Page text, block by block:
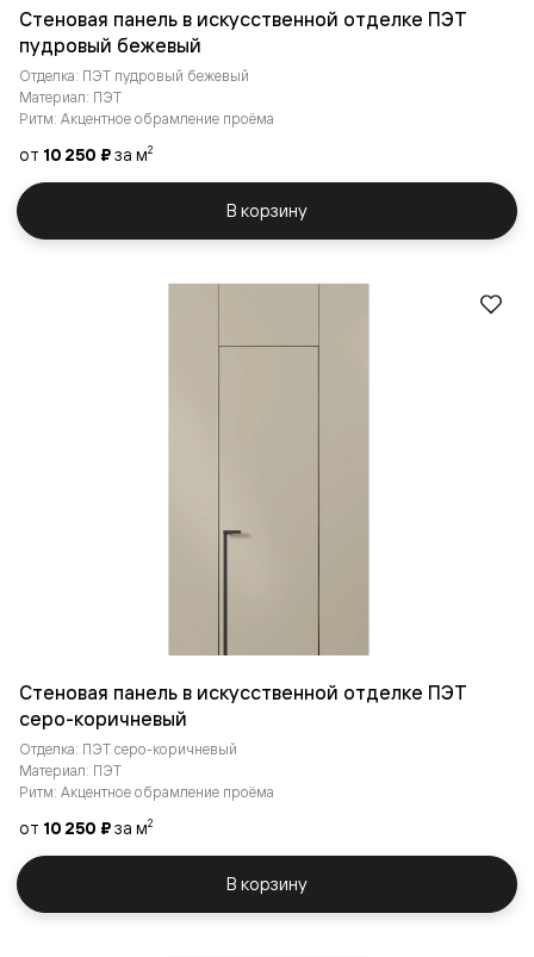
Стеновая панель в искусственной отделке ПЭТ
пудровый бежевый
Отделка: ПЭТ пудровый бежевый
Материал: ПЭТ
Ритм: Акцентное обрамление проёма
от 10 250 ₽за м2
В корзину
Стеновая панель в искусственной отделке ПЭТ
серо-коричневый
Отделка: ПЭТ серо-коричневый
Материал: ПЭТ
Ритм: Акцентное обрамление проёма
от 10 250 ₽за м2
В корзину